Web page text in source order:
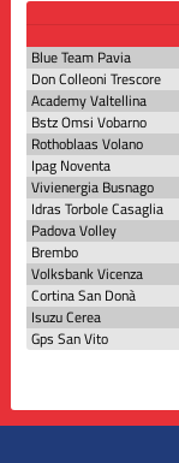
Blue Team Pavia
Don Colleoni Trescore
Academy Valtellina
Bstz Omsi Vobarno
Rothoblaas Volano
Ipag Noventa
Vivienergia Busnago
Idras Torbole Casaglia
Padova Volley
Brembo
Volksbank Vicenza
Cortina San Donà
Isuzu Cerea
Gps San Vito